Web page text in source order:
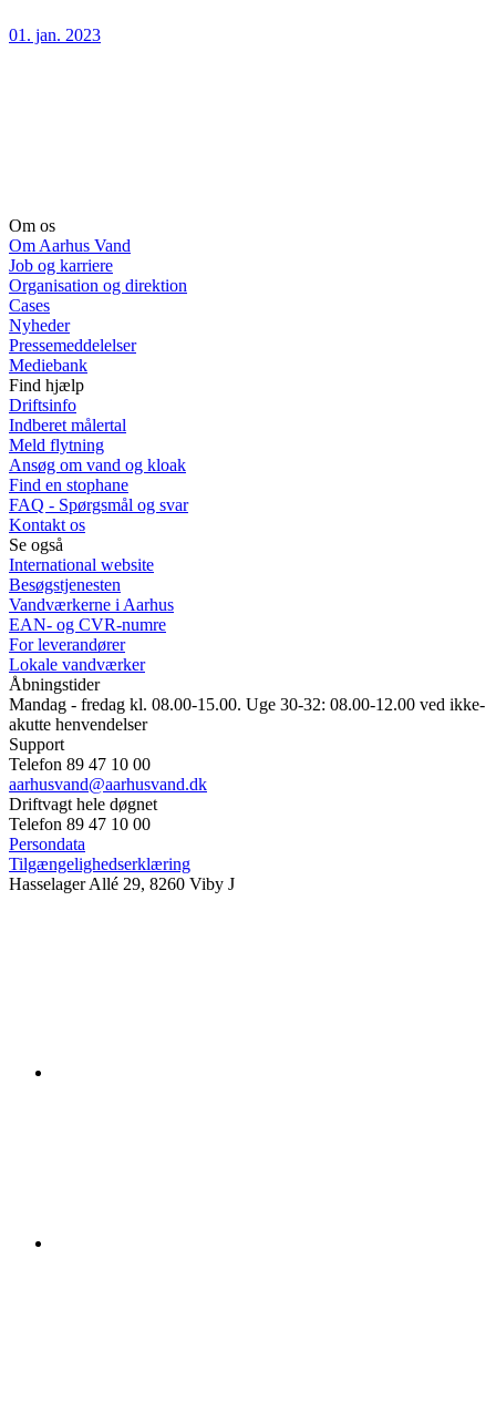
01. jan. 2023
Om os
Om Aarhus Vand
Job og karriere
Organisation og direktion
Cases
Nyheder
Pressemeddelelser
Mediebank
Find hjælp
Driftsinfo
Indberet målertal
Meld flytning
Ansøg om vand og kloak
Find en stophane
FAQ - Spørgsmål og svar
Kontakt os
Se også
International website
Besøgstjenesten
Vandværkerne i Aarhus
EAN- og CVR-numre
For leverandører
Lokale vandværker
Åbningstider
Mandag - fredag kl. 08.00-15.00. Uge 30-32: 08.00-12.00 ved ikke-
akutte henvendelser
Support
Telefon 89 47 10 00
aarhusvand@aarhusvand.dk
Driftvagt hele døgnet
Telefon 89 47 10 00
Persondata
Tilgængelighedserklæring
Hasselager Allé 29, 8260 Viby J